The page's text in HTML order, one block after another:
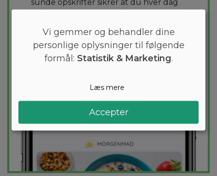
sunde opskrifter sikrer at du hver dag
PRØVGRATIS
Vi gemmer og behandler dine
personlige oplysninger til følgende
formål: Statistik & Marketing.
Læs mere
Accepter